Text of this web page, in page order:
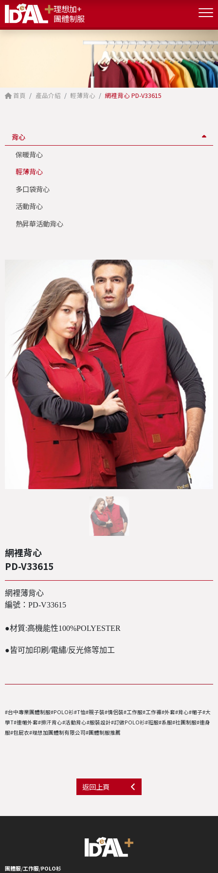
理想加+
團體制服
首頁 產品介紹 輕薄背心 網裡背心 PD-V33615
背心
保暖背心
輕薄背心
多口袋背心
活動背心
熱昇華活動背心
網裡背心
PD-V33615
網裡薄背心
編號：PD-V33615
●材質:高機能性100%POLYESTER
●皆可加印刷/電繡/反光條等加工
#台中專業團體制服#POLO衫#T恤#親子裝#情侶裝#工作服#工作褲#外套#背心#帽子#大
學T#連帽外套#排汗背心#活動背心#服裝設計#訂做POLO衫#班服#系服#社團制服#連身
服#包屁衣#理想加團體制有限公司#團體制服推薦
返回上頁
團體服/工作服/POLO衫